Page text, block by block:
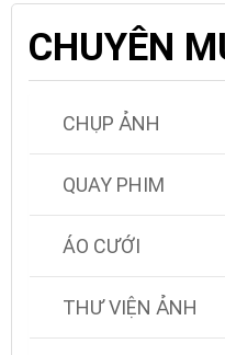
CHUYÊN
CHỤP ẢNH
QUAY PHIM
ÁO CƯỚI
THƯ VIỆN ẢNH